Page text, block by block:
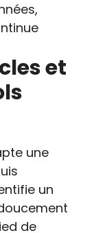
et
une
un
de